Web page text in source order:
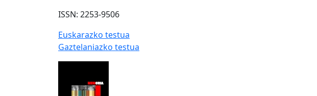
ISSN: 2253-9506
Euskarazko testua
Gaztelaniazko testua